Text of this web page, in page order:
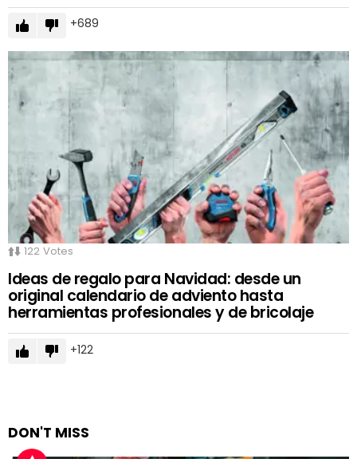
689
122 Votes
Ideas de regalo para Navidad: desde un
original calendario de adviento hasta
herramientas profesionales y de bricolaje
122
DON'T MISS